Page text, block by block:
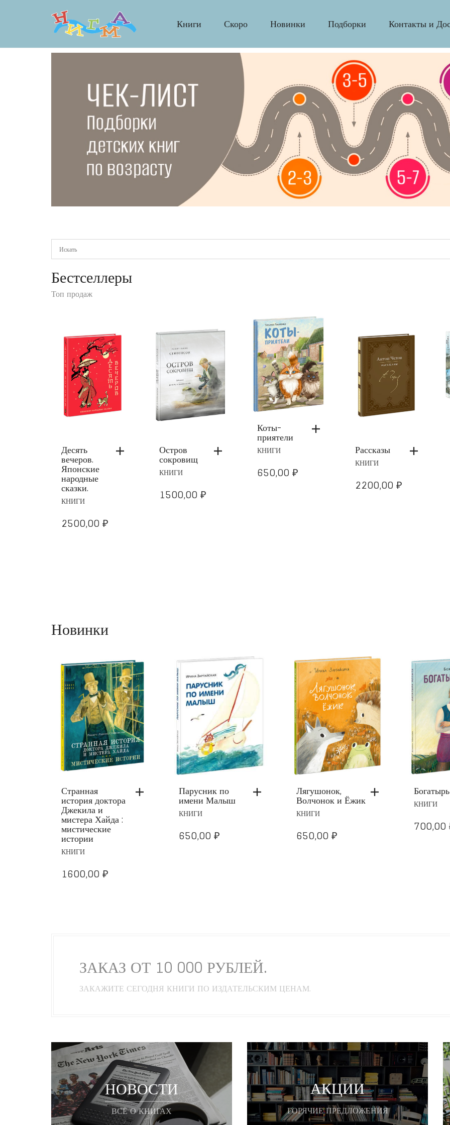
Книги Скоро Новинки Подборки Контакты и
Бестселлеры
Топ продаж
Десять
вечеров.
Японские
народные
сказки.
КНИГИ
2500,00₽
Остров
сокровищ
КНИГИ
1500,00₽
Коты-
приятели
КНИГИ
650,00₽
Рассказы
КНИГИ
2200,00₽
Новинки
Парусник по
имени Малыш
КНИГИ
650,00₽
Лягушонок,
Волчонок и Ёжик
КНИГИ
650,00₽
Богатырь Несыта
КНИГИ
Птичья
КНИГИ
ЗАКАЗ ОТ 10 000 РУБЛЕЙ.
ЗАКАЖИТЕ СЕГОДНЯ КНИГИ ПО ИЗДАТЕЛЬСКИМ ЦЕНАМ.
НОВОСТИ
ВСЁ О КНИГАХ
АКЦИИ
ГОРЯЧИЕ ПРЕДЛОЖЕНИЯ